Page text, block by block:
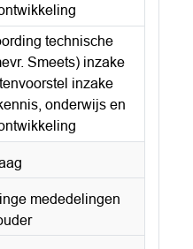
technische
Smeets) inzake
inzake
onderwijs en
mededelingen